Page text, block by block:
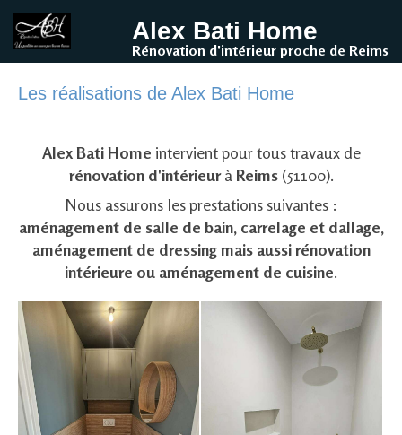
Alex Bati Home
Rénovation d'intérieur proche de Reims
Les réalisations de Alex Bati Home
Alex Bati Home intervient pour tous travaux de
rénovation d'intérieurà Reims(51100).
Nous assurons les prestations suivantes :
aménagement de salle de bain, carrelage et dallage,
aménagement de dressing mais aussi rénovation
intérieure ou aménagement de cuisine.